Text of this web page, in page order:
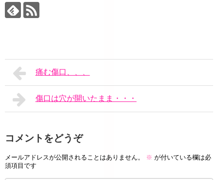
痛む傷口、、、
傷口は穴が開いたまま・・・
コメントをどうぞ
メールアドレスが公開されることはありません。 ※ が付いている欄は必
須項目です